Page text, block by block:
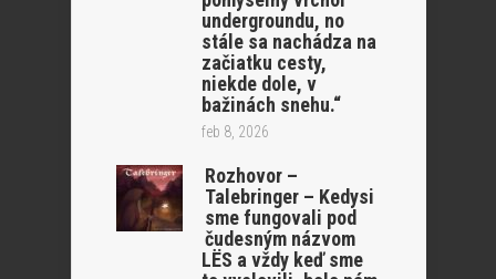
undergroundu, no
stále sa nachádza na
začiatku cesty,
niekde dole, v
bažinách snehu.“
feb 8, 2026
Rozhovor –
Talebringer – Kedysi
sme fungovali pod
čudesným názvom
LËS a vždy keď sme